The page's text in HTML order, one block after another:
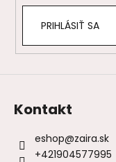
PRIHLÁSIŤ SA
Kontakt
eshop@zaira.sk
+421904577995